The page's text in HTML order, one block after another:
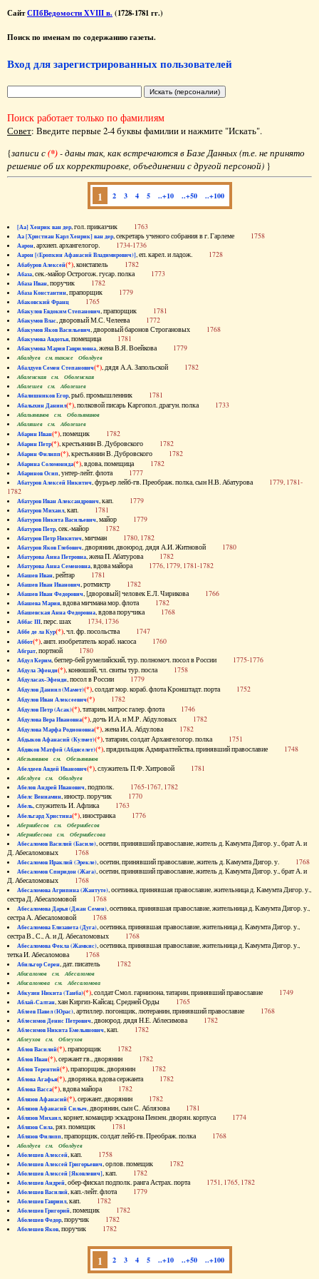
СайтСПбВедомости XVIII в. (1728-1781 гг.)
Поиск по именам по содержанию газеты.
Вход для зарегистрированных пользователей
Поиск работает только по фамилиям
Совет: Введите первые 2-4 буквы фамилии и нажмите "Искать".
{записи с(*)- даны так, как встречаются в Базе Данных (т.е. не принято
решение об их корректировке, объединении с другой персоной) }
1 2 3 4 5 ..+10 ..+50 ..+100
[Аа] Хенрик ван дер, гол. приказчик 1763
Аа [Христиан Карл Хенрик] ван дер, секретарь ученого собрания в г. Гарлеме 1758
Аарон, архиеп. архангелогор. 1734-1736
Аарон [(Еропкин Афанасий Владимирович)], еп. карел. и ладож. 1728
Абабуров Алексей(*), констапель 1782
Абаза, сек.-майор Острогож. гусар. полка 1773
Абаза Иван, поручик 1782
Абаза Константин, прапорщик 1779
Абаковский Франц 1765
Абакулов Евдоким Степанович, прапорщик 1781
Абакумов Влас, дворовый М.С. Челеева 1772
Абакумов Яков Васильевич, дворовый баронов Строгановых 1768
Абакумова Авдотья, помещица 1781
Абакумова Мария Гавриловна, жена В.Я. Воейкова 1779
Абалдуев см. также Оболдуев
Абалдуев Семен Степанович(*), дядя А.А. Запольской 1782
Абаленская см. Оболенская
Абалешев см. Аболешев
Абалишников Егор, рыб. промышленник 1781
Абалыхин Даниил(*), полковой писарь Каргопол. драгун. полка 1733
Абальянинов см. Обольянинов
Абаляшев см. Аболешев
Абарин Иван(*), помещик 1782
Абарин Петр(*), крестьянин В. Дубровского 1782
Абарин Филипп(*), крестьянин В. Дубровского 1782
Абарина Соломонида(*), вдова, помещица 1782
Абаринов Осип, унтер-лейт. флота 1777
Абатуров Алексей Никитич, фурьер лейб-гв. Преображ. полка, сын Н.В. Абатурова 1779, 1781-
1782
Абатуров Иван Александрович, кап. 1779
Абатуров Михаил, кап. 1781
Абатуров Никита Васильевич, майор 1779
Абатуров Петр, сек.-майор 1782
Абатуров Петр Никитич, мичман 1780, 1782
Абатуров Яков Глебович, дворянин, двоюрод. дядя А.И. Житновой 1780
Абатурова Анна Петровна, жена П. Абатурова 1782
Абатурова Анна Семеновна, вдова майора 1776, 1779, 1781-1782
Абашев Иван, рейтар 1781
Абашев Иван Иванович, ротмистр 1782
Абашев Иван Федорович, [дворовый] человек Е.Л. Чирикова 1766
Абашева Мария, вдова мичмана мор. флота 1782
Абашевская Анна Федоровна, вдова поручика 1768
Аббас III, перс. шах 1734, 1736
Аббе де ла Кур(*), чл. фр. посольства 1747
Аббот(*), англ. изобретатель кораб. насоса 1760
Абграт, портной 1780
Абдул Керим, беглер-бей румелийский, тур. полномоч. посол в России 1775-1776
Абдула Эфенди(*), конюший, чл. свиты тур. посла 1758
Абдуласах-Эфенди, посол в России 1779
Абдулов Даниил (Мамет)(*), солдат мор. кораб. флота Кронштадт. порта 1752
Абдулов Иван Алексеевич(*) 1782
Абдулов Петр (Асак)(*), татарин, матрос галер. флота 1746
Абдулова Вера Ивановна(*), дочь И.А. и М.Р. Абдуловых 1782
Абдулова Марфа Родионовна(*), жена И.А. Абдулова 1782
Абдыков Афанасий (Кулмет)(*), татарин, солдат Архангелогор. полка 1751
Абдяков Матфей (Абдяселет)(*), прядильщик Адмиралтейства, принявший православие 1748
Абезьянинов см. Обезьянинов
Абелдеев Авдей Иванович(*), служитель П.Ф. Хитровой 1781
Абелдуев см. Оболдуев
Абелов Андрей Иванович, подполк. 1765-1767, 1782
Абелс Вениамин, иностр. поручик 1770
Абель, служитель И. Афлика 1763
Абельгард Христина(*), иностранка 1776
Абернибесов см. Обернибесов
Абернибесова см. Обернибесова
Абесаломов Василий (Басиле), осетин, принявший православие, житель д. Камумта Дигор. у., брат А. и
Д. Абесаломовых 1768
Абесаломов Ираклий (Эрекле), осетин, принявший православие, житель д. Камумта Дигор. у. 1768
Абесаломов Спиридон (Жага), осетин, принявший православие, житель д. Камумта Дигор. у., брат А. и
Д. Абесаломовых 1768
Абесаломова Агрипина (Жантуте), осетинка, принявшая православие, жительница д. Камумта Дигор. у.,
сестра Д. Абесаломовой 1768
Абесаломова Дарья (Джан Семен), осетинка, принявшая православие, жительница д. Камумта Дигор. у.,
сестра А. Абесаломовой 1768
Абесаломова Елизавета (Дуга), осетинка, принявшая православие, жительница д. Камумта Дигор. у.,
сестра В., С., А. и Д. Абесаломовых 1768
Абесаломова Фекла (Жамкис), осетинка, принявшая православие, жительница д. Камумта Дигор. у.,
тетка И. Абесаломова 1768
Абильгор Серен, дат. писатель 1782
Абисаломов см. Абесаломов
Абисаломова см. Абесаломова
Абкузин Никита (Танба)(*), солдат Смол. гарнизона, татарин, принявший православие 1749
Аблай-Салтан, хан Киргиз-Кайсац. Средней Орды 1765
Аблеев Павел (Юрас), артиллер. погонщик, лютеранин, принявший православие 1768
Аблесимов Денис Петрович, двоюрод. дядя Н.Е. Аблесимова 1782
Аблесимов Никита Емельянович, кап. 1782
Аблеухов см. Облеухов
Аблов Василий(*), прапорщик 1782
Аблов Иван(*), сержант гв., дворянин 1782
Аблов Терентий(*), прапорщик, дворянин 1782
Аблова Агафья(*), дворянка, вдова сержанта 1782
Аблова Васса(*), вдова майора 1782
Аблязов Афанасий(*), сержант, дворянин 1782
Аблязов Афанасий Силыч, дворянин, сын С. Аблязова 1781
Аблязов Михаил, корнет, командир эскадрона Пензен. дворян. корпуса 1774
Аблязов Сила, ряз. помещик 1781
Аблязов Филипп, прапорщик, солдат лейб-гв. Преображ. полка 1768
Аболдуев см. Оболдуев
Аболешев Алексей, кап. 1758
Аболешев Алексей Григорьевич, орлов. помещик 1782
Аболешев Алексей [Яковлевич], кап. 1782
Аболешев Андрей, обер-фискал подполк. ранга Астрах. порта 1751, 1765, 1782
Аболешев Василий, кап.-лейт. флота 1779
Аболешев Гавриил, кап. 1782
Аболешев Григорий, помещик 1782
Аболешев Федор, поручик 1782
Аболешев Яков, поручик 1782
1 2 3 4 5 ..+10 ..+50 ..+100